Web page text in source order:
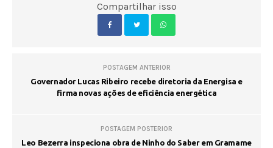
Compartilhar isso
POSTAGEM ANTERIOR
Governador Lucas Ribeiro recebe diretoria da Energisa e
firma novas ações de eficiência energética
POSTAGEM POSTERIOR
Leo Bezerra inspeciona obra de Ninho do Saber em Gramame